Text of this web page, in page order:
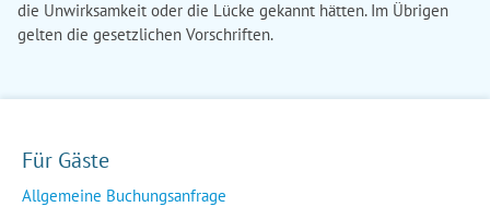
Für Gäste
Allgemeine Buchungsanfrage